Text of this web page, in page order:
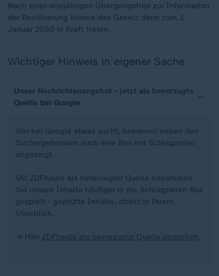
Nach einer dreijährigen Übergangsfrist zur Information
der Bevölkerung könnte das Gesetz dann zum 1.
Januar 2030 in Kraft treten.
Wichtiger Hinweis in eigener Sache
Unser Nachrichtenangebot - jetzt als bevorzugte
Quelle bei Google
Wer bei Google etwas sucht, bekommt neben den
Suchergebnissen auch eine Box mit Schlagzeilen
angezeigt.
Mit ZDFheute als hinterlegter Quelle bekommen
Sie unsere Inhalte häufiger in die Schlagzeilen-Box
gespielt - geprüfte Inhalte, direkt in Ihrem
Überblick.
→ Hier ZDFheute als bevorzugte Quelle einstellen.